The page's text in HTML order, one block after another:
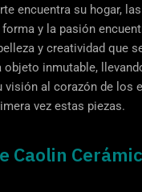
encuentra su hogar,
y la pasión
y creatividad que
objeto inmutable,
visión al corazón de los
vez estas piezas.
Caolin